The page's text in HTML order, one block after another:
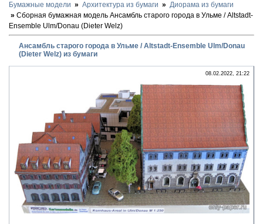
Бумажные модели Архитектура из бумаги
Диорама из бумаги
Сборная бумажная модель Ансамбль старого города в Ульме / Altstadt-
Ensemble Ulm/Donau (Dieter Welz)
Ансамбль старого города в Ульме / Altstadt-Ensemble Ulm/Donau
(Dieter Welz) из бумаги
08.02.2022, 21:22